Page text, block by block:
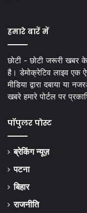
हमारे बारें में
छोटी - छोटी जरूरी खबर
है। डेमोक्रेटिव लाइव एक
मीडिया द्वारा दबाया
खबरे हमारे पोर्टल पर
पॉपुलर पोस्ट
ब्रेकिंग न्यूज़
पटना
बिहार
राजनीति